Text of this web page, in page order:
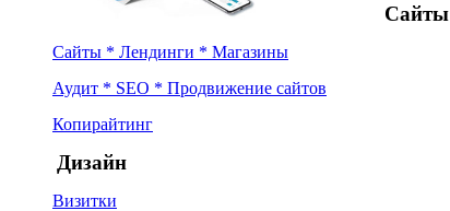
Сайты
Сайты * Лендинги * Магазины
Аудит * SEO * Продвижение сайтов
Копирайтинг
Дизайн
Визитки